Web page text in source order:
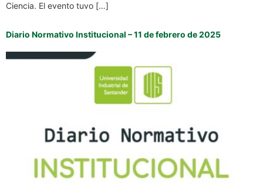
Ciencia. El evento tuvo […]
Diario Normativo Institucional – 11 de febrero de 2025